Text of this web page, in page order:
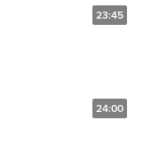
23:45
24:00